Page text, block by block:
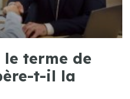
terme de
t-il la